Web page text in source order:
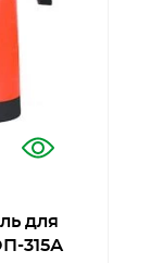
для
315А